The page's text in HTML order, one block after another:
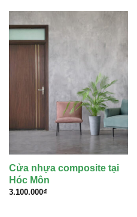
Cửa nhựa composite tại
Hóc Môn
3.100.000₫